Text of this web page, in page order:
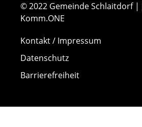
© 2022 Gemeinde Schlaitdorf |
Komm.ONE
Kontakt / Impressum
Datenschutz
Barrierefreiheit